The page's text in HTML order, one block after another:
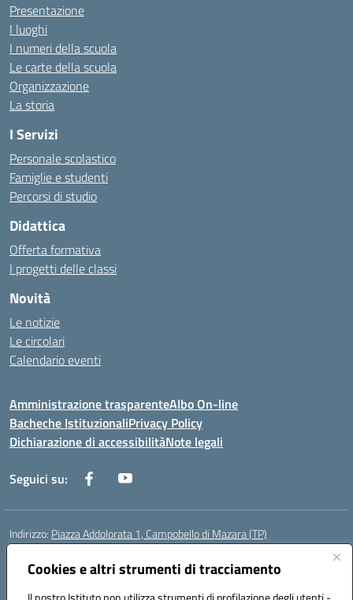
Cookies e altri strumenti di tracciamento
Presentazione
I luoghi
I numeri della scuola
Le carte della scuola
Organizzazione
La storia
I Servizi
Personale scolastico
Famiglie e studenti
Percorsi di studio
Didattica
Offerta formativa
I progetti delle classi
Novità
Le notizie
Le circolari
Calendario eventi
Amministrazione trasparenteAlbo On-line
Bacheche IstituzionaliPrivacy Policy
Dichiarazione di accessibilitàNote legali
Seguici su:
Indirizzo: Piazza Addolorata 1, Campobello di Mazara (TP)
Centralino:
Posta elettronica certificata (PEC):tpic81800e@pec.istruzione.it
Codice fiscale: 81000910810